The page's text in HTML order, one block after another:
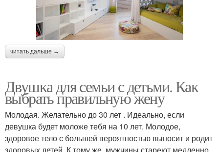
читать дальше →
Двушка для семьи с детьми. Как
выбрать правильную жену
Молодая. Желательно до 30 лет . Идеально, если
девушка будет моложе тебя на 10 лет. Молодое,
здоровое тело с большей вероятностью выносит и родит
здоровых детей. К тому же, мужчины стареют медленно